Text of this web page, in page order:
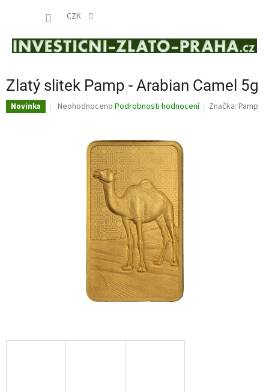
CZK
Zlatý slitek Pamp - Arabian Camel 5g
Novinka
Průměrné
hvězdiček.
Neohodnoceno Podrobnosti hodnocení Značka:Pamp